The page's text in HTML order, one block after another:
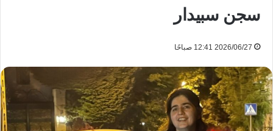
سجن سبيدار
2026/06/27 12:41 صباحًا